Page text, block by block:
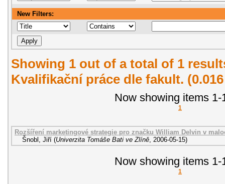
New Filters:
Showing 1 out of a total of 1
Kvalifikační práce dle fakult.
Now showing items 1-
1
Rozšíření marketingové strategie pro značku William Delvin v
Šnobl, Jiří (Univerzita Tomáše Bati ve Zlíně 2006-05-15)
Now showing items 1-
1